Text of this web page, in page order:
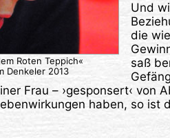
Roten Teppich«
Denkeler 2013
Und
die
saß
Frau – ›gesponsert‹ von
haben, so ist